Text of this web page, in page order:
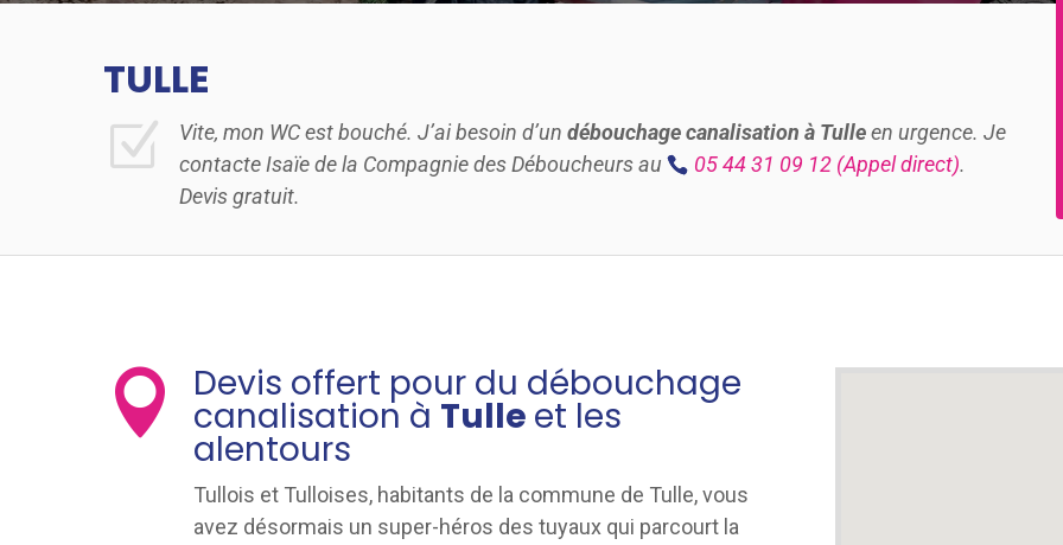
TULLE
Z Vite, mon WC est bouché. J’ai besoin d’un débouchage canalisation à Tulleen urgence. Je
contacte Isaïe de la Compagnie des Déboucheurs au
05 44 31 09 12 (Appel direct).
Devis gratuit.
 Devis offert pour du débouchage
canalisation à Tulle et les
alentours
Tullois et Tulloises, habitants de la commune de Tulle, vous
avez désormais un super-héros des tuyaux qui parcourt la